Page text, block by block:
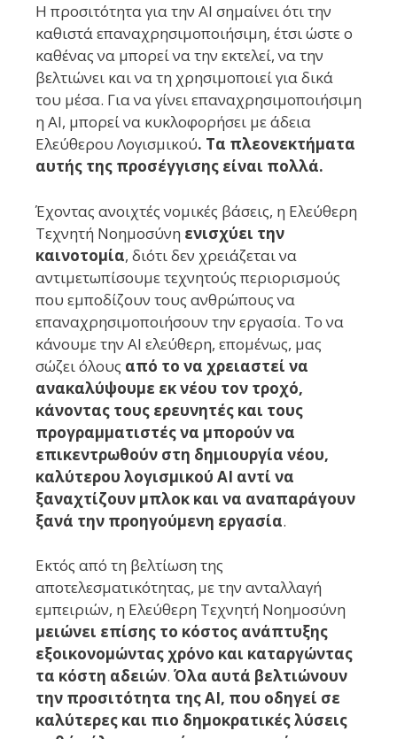
Η προσιτότητα για την AI σημαίνει ότι την
καθιστά επαναχρησιμοποιήσιμη, έτσι ώστε ο
καθένας να μπορεί να την εκτελεί, να την
βελτιώνει και να τη χρησιμοποιεί για δικά
του μέσα. Για να γίνει επαναχρησιμοποιήσιμη
η AI, μπορεί να κυκλοφορήσει με άδεια
Ελεύθερου Λογισμικού. Τα πλεονεκτήματα
αυτής της προσέγγισης είναι πολλά.
Έχοντας ανοιχτές νομικές βάσεις, η Ελεύθερη
Τεχνητή Νοημοσύνη ενισχύει την
καινοτομία, διότι δεν χρειάζεται να
αντιμετωπίσουμε τεχνητούς περιορισμούς
που εμποδίζουν τους ανθρώπους να
επαναχρησιμοποιήσουν την εργασία. Το να
κάνουμε την AI ελεύθερη, επομένως, μας
σώζει όλους από το να χρειαστεί να
ανακαλύψουμε εκ νέου τον τροχό,
κάνοντας τους ερευνητές και τους
προγραμματιστές να μπορούν να
επικεντρωθούν στη δημιουργία νέου,
καλύτερου λογισμικού AI αντί να
ξαναχτίζουν μπλοκ και να αναπαράγουν
ξανά την προηγούμενη εργασία.
Εκτός από τη βελτίωση της
αποτελεσματικότητας, με την ανταλλαγή
εμπειριών, η Ελεύθερη Τεχνητή Νοημοσύνη
μειώνει επίσης το κόστος ανάπτυξης
εξοικονομώντας χρόνο και καταργώντας
τα κόστη αδειών. Όλα αυτά βελτιώνουν
την προσιτότητα της AI, που οδηγεί σε
καλύτερες και πιο δημοκρατικές λύσεις